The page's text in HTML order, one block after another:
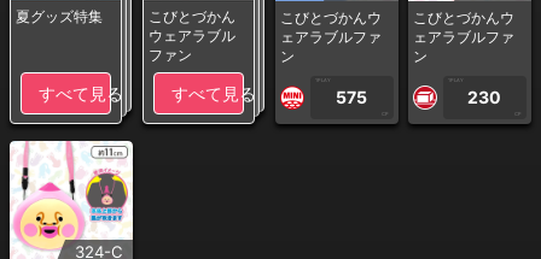
夏グッズ特集
すべて見る
こびとづかん
ウェアラブル
ファン
すべて見る
こびとづかんウ
ェアラブルファ
ン
1PLAY
575
CP
こびとづかんウ
ェアラブルファ
ン
1PLAY
230
CP
324-C